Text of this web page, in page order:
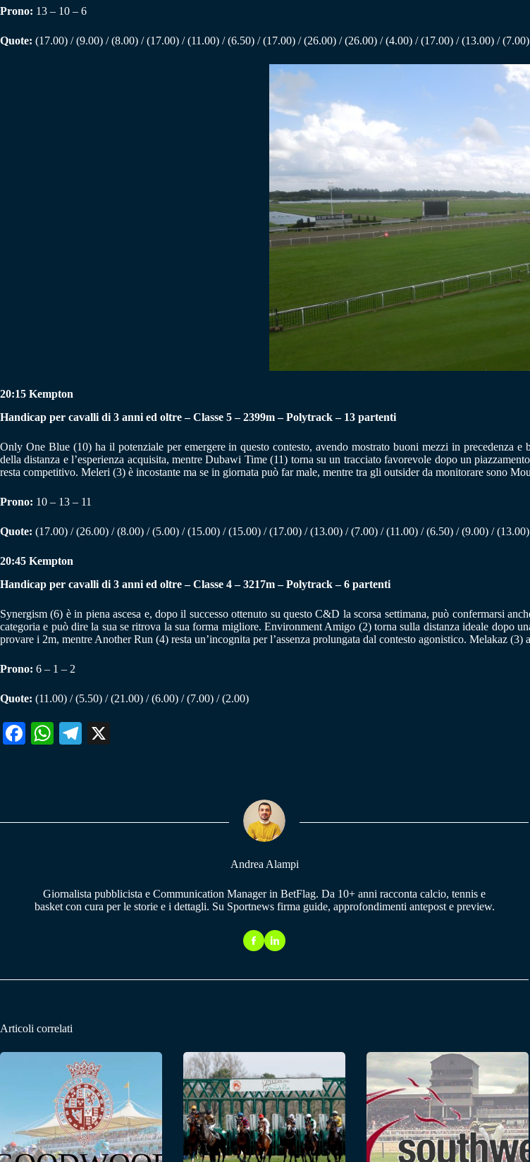
Prono: 13 – 10 – 6
Quote: (17.00) / (9.00) / (8.00) / (17.00) / (11.00) / (6.50) / (17.00) / (26.00) / (26.00) / (4.00) / (17.00) / (13.00) /
20:15 Kempton
Handicap per cavalli di 3 anni ed oltre – Classe 5 – 2399m – Polytrack – 13 partenti
Only One Blue (10) ha il potenziale per emergere in questo contesto, avendo mostrato buoni mezzi in precedenza
della distanza e l’esperienza acquisita, mentre Dubawi Time (11) torna su un tracciato favorevole dopo un
resta competitivo. Meleri (3) è incostante ma se in giornata può far male, mentre tra gli outsider da monitorare sono
Prono: 10 – 13 – 11
Quote: (17.00) / (26.00) / (8.00) / (5.00) / (15.00) / (15.00) / (17.00) / (13.00) / (7.00) / (11.00) / (6.50) / (9.00) / (13.00)
20:45 Kempton
Handicap per cavalli di 3 anni ed oltre – Classe 4 – 3217m – Polytrack – 6 partenti
Synergism (6) è in piena ascesa e, dopo il successo ottenuto su questo C&D la scorsa settimana, può confermarsi
categoria e può dire la sua se ritrova la sua forma migliore. Environment Amigo (2) torna sulla distanza ideale dopo
provare i 2m, mentre Another Run (4) resta un’incognita per l’assenza prolungata dal contesto agonistico. Melakaz (3)
Prono: 6 – 1 – 2
Quote: (11.00) / (5.50) / (21.00) / (6.00) / (7.00) / (2.00)
Fa W
pp
Te
m
Andrea Alampi
Giornalista pubblicista e Communication Manager in BetFlag. Da 10+ anni racconta calcio, tennis e
basket con cura per le storie e i dettagli. Su Sportnews firma guide, approfondimenti antepost e preview.
Articoli correlati